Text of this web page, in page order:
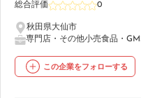
総合評価 0
秋田県大仙市
専門店・その他小売食品・
この企業をフォローする